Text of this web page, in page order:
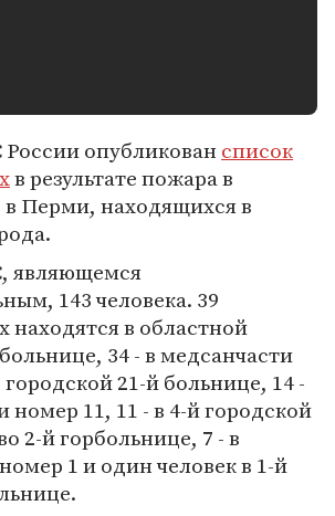
опубликовансписок
в результате пожара в
Перми, находящихся в
являющемся
143 человека. 39
находятся в областной
34 - в медсанчасти
21-й больнице, 14 -
номер 11, 11 - в 4-й городской
2-й горбольнице, 7 - в
1 и один человек в 1-й